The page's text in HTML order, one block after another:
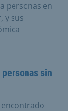
personas en
y sus
sin
encontrado